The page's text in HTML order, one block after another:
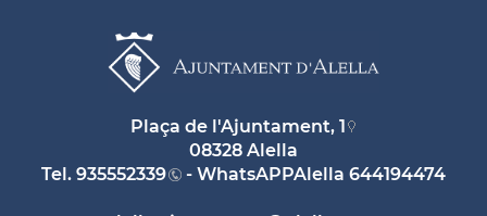
Plaça de l'Ajuntament, 1
08328 Alella
Tel. 935552339 - WhatsAPPAlella 644194474